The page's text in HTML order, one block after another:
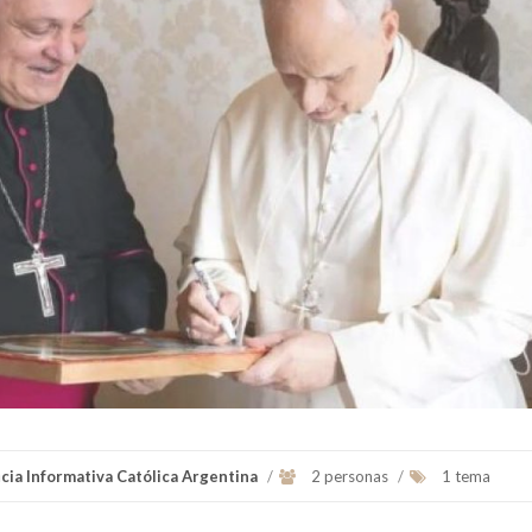
Informativa Católica Argentina / 2 personas / 1 tema
Nació en Buenos Aires el 27 de
marzo de 1961;
Ordenado sacerdote en la catedral
de la Inm...
Ver Biografï¿½a y Noticias